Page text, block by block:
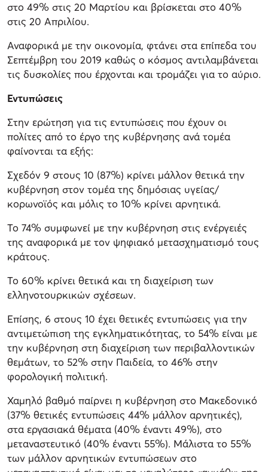
στο 49% στις 20 Μαρτίου και βρίσκεται στο 40%
στις 20 Απριλίου.
Αναφορικά με την οικονομία, φτάνει στα επίπεδα του
Σεπτέμβρη του 2019 καθώς ο κόσμος αντιλαμβάνεται
τις δυσκολίες που έρχονται και τρομάζει για το αύριο.
Εντυπώσεις
Στην ερώτηση για τις εντυπώσεις που έχουν οι
πολίτες από το έργο της κυβέρνησης ανά τομέα
φαίνονται τα εξής:
Σχεδόν 9 στους 10 (87%) κρίνει μάλλον θετικά την
κυβέρνηση στον τομέα της δημόσιας υγείας/
κορωνοϊός και μόλις το 10% κρίνει αρνητικά.
Το 74% συμφωνεί με την κυβέρνηση στις ενέργειές
της αναφορικά με τον ψηφιακό μετασχηματισμό τους
κράτους.
Το 60% κρίνει θετικά και τη διαχείριση των
ελληνοτουρκικών σχέσεων.
Επίσης, 6 στους 10 έχει θετικές εντυπώσεις για την
αντιμετώπιση της εγκληματικότητας, το 54% είναι με
την κυβέρνηση στη διαχείριση των περιβαλλοντικών
θεμάτων, το 52% στην Παιδεία, το 46% στην
φορολογική πολιτική.
Χαμηλό βαθμό παίρνει η κυβέρνηση στο Μακεδονικό
(37% θετικές εντυπώσεις 44% μάλλον αρνητικές),
στα εργασιακά θέματα (40% έναντι 49%), στο
μεταναστευτικό (40% έναντι 55%). Μάλιστα το 55%
των μάλλον αρνητικών εντυπώσεων στο